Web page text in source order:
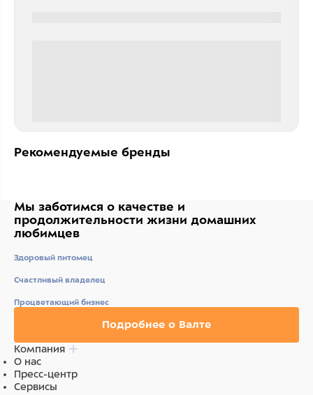
Рекомендуемые бренды
Мы заботимся о качестве и
продолжительности жизни домашних
любимцев
Здоровый питомец
Счастливый владелец
Процветающий бизнес
Подробнее о Валте
Компания
О нас
Пресс-центр
Сервисы